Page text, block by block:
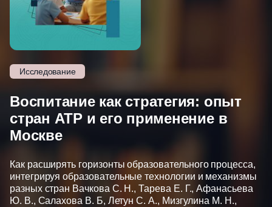
Исследование
Воспитание как стратегия: опыт
стран АТР и его применение в
Москве
Как расширять горизонты образовательного процесса,
интегрируя образовательные технологии и механизмы
разных стран Вачкова С. Н., Тарева Е. Г., Афанасьева
Ю. В., Салахова В. Б, Летун С. А., Мизгулина М. Н.,